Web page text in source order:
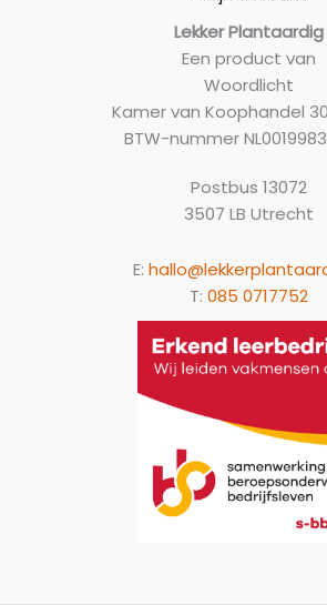
Lekker Plantaardig
Een product van
Woordlicht
Kamer van Koophandel
BTW-nummer
Postbus 13072
3507 LB Utrecht
E:
T: 085 0717752